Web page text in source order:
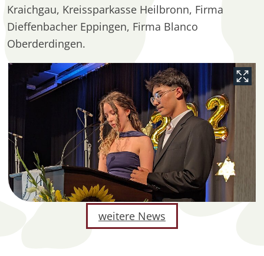
Kraichgau, Kreissparkasse Heilbronn, Firma
Dieffenbacher Eppingen, Firma Blanco
Oberderdingen.
weitere News